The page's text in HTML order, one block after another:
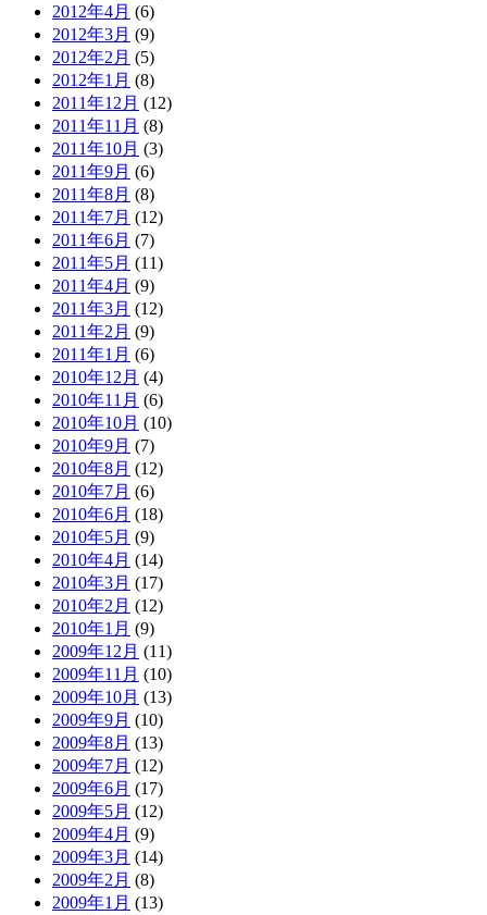
2012年4月 (6)
2012年3月 (9)
2012年2月 (5)
2012年1月 (8)
2011年12月 (12)
2011年11月 (8)
2011年10月 (3)
2011年9月 (6)
2011年8月 (8)
2011年7月 (12)
2011年6月 (7)
2011年5月 (11)
2011年4月 (9)
2011年3月 (12)
2011年2月 (9)
2011年1月 (6)
2010年12月 (4)
2010年11月 (6)
2010年10月 (10)
2010年9月 (7)
2010年8月 (12)
2010年7月 (6)
2010年6月 (18)
2010年5月 (9)
2010年4月 (14)
2010年3月 (17)
2010年2月 (12)
2010年1月 (9)
2009年12月 (11)
2009年11月 (10)
2009年10月 (13)
2009年9月 (10)
2009年8月 (13)
2009年7月 (12)
2009年6月 (17)
2009年5月 (12)
2009年4月 (9)
2009年3月 (14)
2009年2月 (8)
2009年1月 (13)